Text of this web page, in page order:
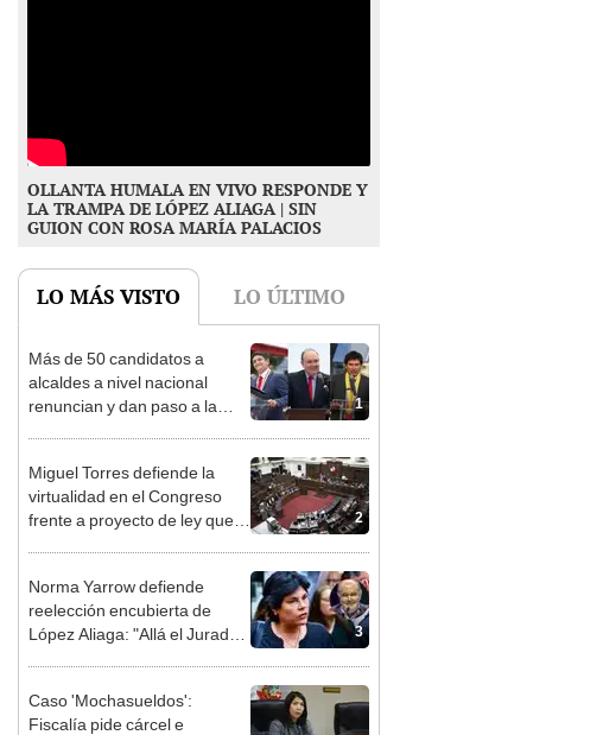
OLLANTA HUMALA EN VIVO RESPONDE Y
LA TRAMPA DE LÓPEZ ALIAGA | SIN
GUION CON ROSA MARÍA PALACIOS
LO MÁS VISTO LO ÚLTIMO
1
Más de 50 candidatos a
alcaldes a nivel nacional
renuncian y dan paso a la
2
Miguel Torres defiende la
virtualidad en el Congreso
frente a proyecto de ley que
3
Norma Yarrow defiende
reelección encubierta de
López Aliaga: "Allá el Jurado
Caso 'Mochasueldos':
Fiscalía pide cárcel e